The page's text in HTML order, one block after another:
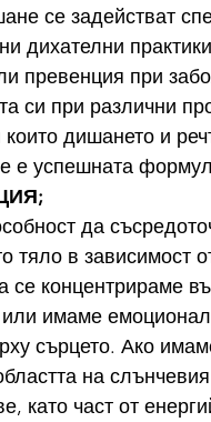
се задействат
дихателни
превенция при
си при различни
които дишането и
е успешната
да
тяло в
се концентрираме
имаме
сърцето. Ако
на
като част от